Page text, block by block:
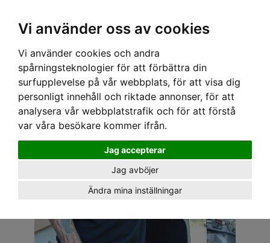
Vi använder oss av cookies
Vi använder cookies och andra
spårningsteknologier för att förbättra din
surfupplevelse på vår webbplats, för att visa dig
personligt innehåll och riktade annonser, för att
analysera vår webbplatstrafik och för att förstå
var våra besökare kommer ifrån.
Jag accepterar
Jag avböjer
Ändra mina inställningar
Hem› HERR›T-SHIRT › SPEEDY MIKE T-SHIRT - STJÄRNOR SVART